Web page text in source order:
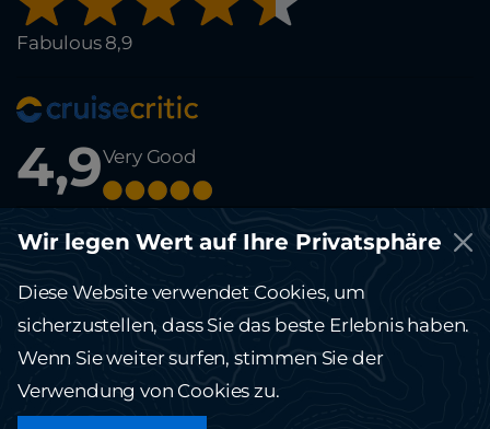
Fabulous 8,9
4,9Very Good
© Copyright 2012-2026 Running on Waves. All rights reserved.
This site is protected by reCAPTCHA and the Google Privacy Policy
Die Website running-on-waves.com dient ausschließlich Informationszwecken
und stellt kein öffentliches Angebot dar.
Bitte kontaktieren Sie unser Büro für weitere Informationen und Details.
Wir legen Wert auf Ihre Privatsphäre
Diese Website verwendet Cookies, um
sicherzustellen, dass Sie das beste Erlebnis haben.
Wenn Sie weiter surfen, stimmen Sie der
Verwendung von Cookies zu.